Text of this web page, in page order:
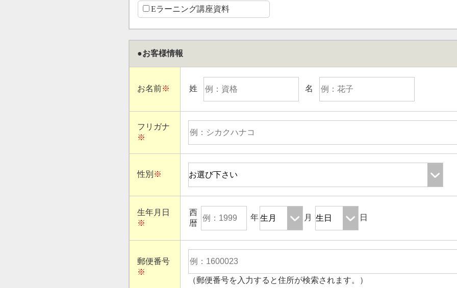
Eラーニング講座資料
●お客様情報
お名前※ 姓 名
フリガナ
※
性別 ※
生年月日
※
西
暦
年 月 日
郵便番号
※
（郵便番号を入力すると住所が検索されます。）